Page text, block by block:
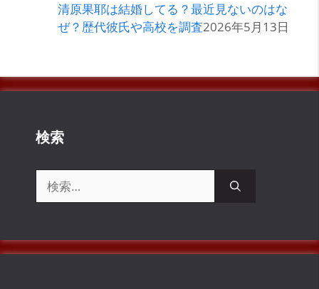
清原果耶は結婚してる？最近見ないのはな
ぜ？歴代彼氏や高校を調査2026年5月13日
検索
索: